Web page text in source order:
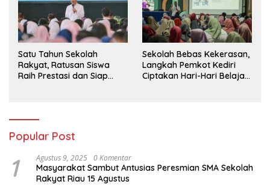
Satu Tahun Sekolah
Rakyat, Ratusan Siswa
Raih Prestasi dan Siap
Sekolah Bebas Kekerasan,
Langkah Pemkot Kediri
Ciptakan Hari-Hari Belajar
Popular Post
1 Agustus 9, 2025 0 Komentar
Masyarakat Sambut Antusias Peresmian SMA Sekolah
Rakyat Riau 15 Agustus